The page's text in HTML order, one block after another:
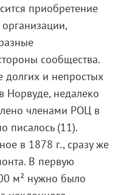
приобретение
сообщества.
долгих и непростых
Норвуде, недалеко
членами РОЦ в
писалось (11).
в 1878 г., сразу же
В первую
м² нужно было